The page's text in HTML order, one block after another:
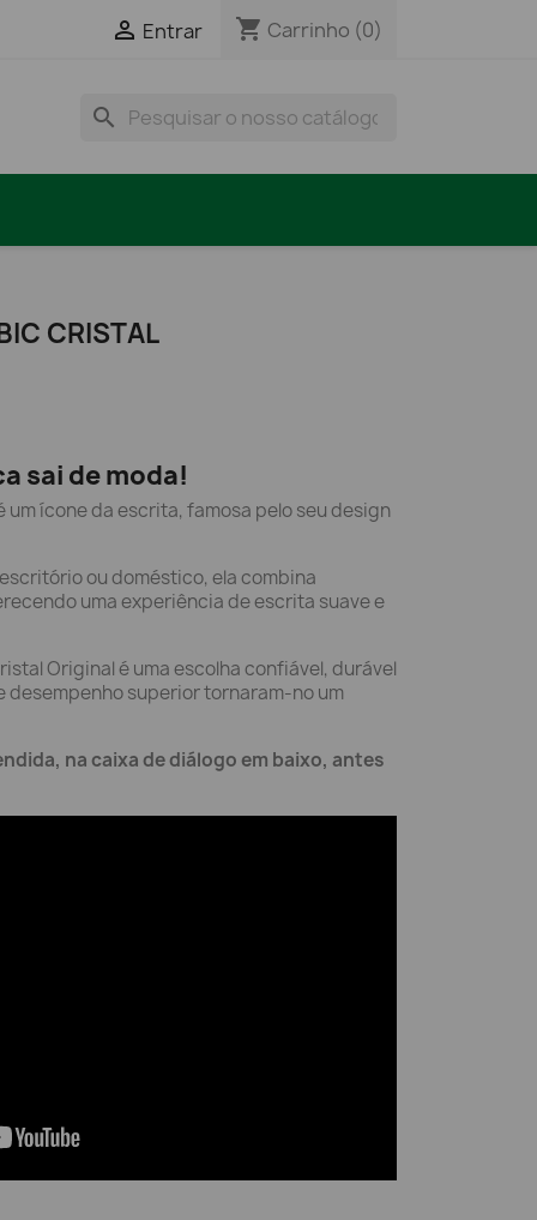
 Entrar shopping_cart Carrinho (0)
search
CRISTAL
sai de moda!
um ícone da escrita, famosa pelo seu design
ou doméstico, ela combina
uma experiência de escrita suave e
Original é uma escolha confiável, durável
desempenho superior tornaram-no um
na caixa de diálogo em baixo, antes